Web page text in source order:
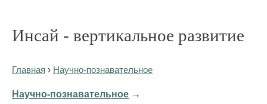
Инсай - вертикальное развитие
Главная › Научно-познавательное
Научно-познавательное →